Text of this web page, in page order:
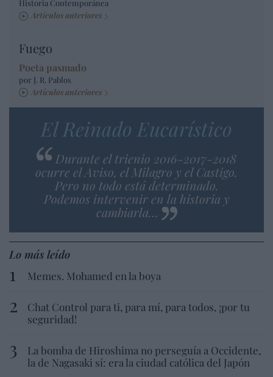
Historia Contemporánea
Artículos anteriores
Fuego
Poeta pasmado
por J. R. Pablos
Artículos anteriores
El Reinado Eucarístico
Durante el trienio 2016-2017-2018
ocurre el Aviso, el Milagro y el Castigo.
Pero no todo está determinado.
Podemos intervenir en la historia y
cambiarla…
Lo más leído
Memes. Mohamed en la boya
Chat Control para ti, para mí, para todos, ¡por tu
seguridad!
La bomba de Hiroshima no perseguía a Occidente,
la de Nagasaki sí: era la ciudad católica del Japón